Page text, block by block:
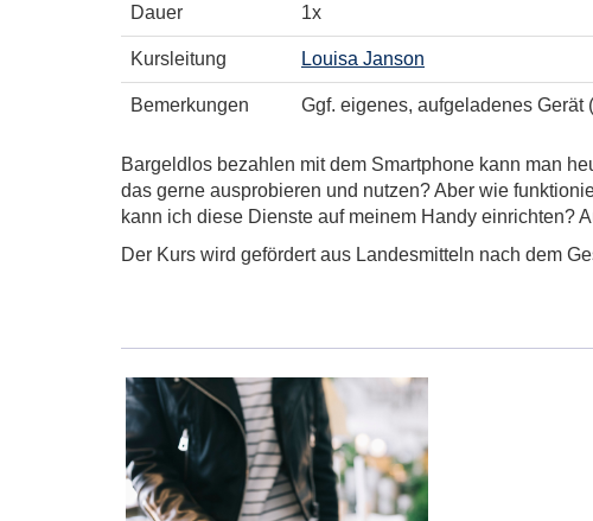
Dauer 1x
Kursleitung Louisa Janson
Bemerkungen Ggf. eigenes, aufgeladenes Gerät
Bargeldlos bezahlen mit dem Smartphone kann man
das gerne ausprobieren und nutzen? Aber wie
kann ich diese Dienste auf meinem Handy einrichten?
Der Kurs wird gefördert aus Landesmitteln nach dem